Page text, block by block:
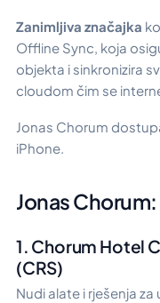
Zanimljiva značajka
Offline Sync, koja
objekta i sinkronizira
cloudom čim se
Jonas Chorum
iPhone.
Jonas
1. Chorum Hotel
(CRS)
Nudi alate i rješenja